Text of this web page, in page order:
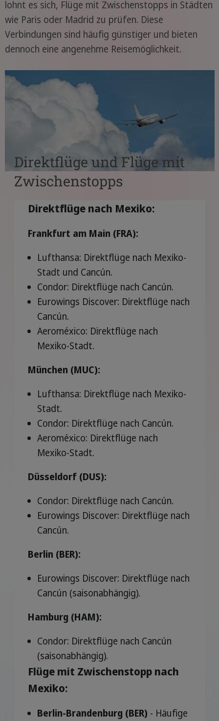
lohnt es sich, Flüge mit Zwischenstopps in Städten
wie Paris oder Madrid zu prüfen. Diese
Verbindungen sind häufig günstiger und bieten
dennoch eine angenehme Reisemöglichkeit.
Direktflüge und Flüge mit
Zwischenstopps
Direktflüge nach Mexiko:
Frankfurt am Main (FRA):
Lufthansa: Direktflüge nach Mexiko-
Stadt und Cancún.
Condor: Direktflüge nach Cancún.
Eurowings Discover: Direktflüge nach
Cancún.
Aeroméxico: Direktflüge nach
Mexiko-Stadt.
München (MUC):
Lufthansa: Direktflüge nach Mexiko-
Stadt.
Condor: Direktflüge nach Cancún.
Aeroméxico: Direktflüge nach
Mexiko-Stadt.
Düsseldorf (DUS):
Condor: Direktflüge nach Cancún.
Eurowings Discover: Direktflüge nach
Cancún.
Berlin (BER):
Eurowings Discover: Direktflüge nach
Cancún (saisonabhängig).
Hamburg (HAM):
Condor: Direktflüge nach Cancún
(saisonabhängig).
Flüge mit Zwischenstopp nach
Mexiko:
Berlin-Brandenburg (BER) - Häufige